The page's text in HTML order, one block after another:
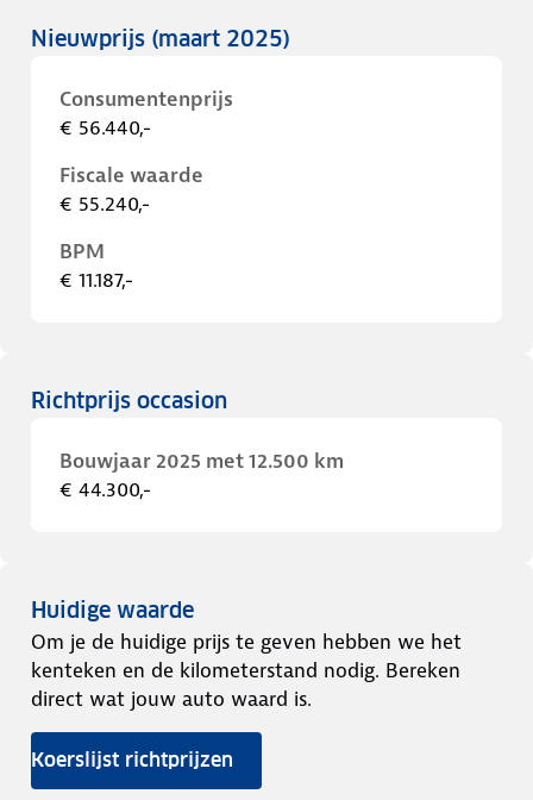
Nieuwprijs (maart 2025)
Consumentenprijs
€ 56.440,-
Fiscale waarde
€ 55.240,-
BPM
€ 11.187,-
Richtprijs occasion
Bouwjaar 2025 met 12.500 km
€ 44.300,-
Huidige waarde
Om je de huidige prijs te geven hebben we het
kenteken en de kilometerstand nodig. Bereken
direct wat jouw auto waard is.
Koerslijst richtprijzen